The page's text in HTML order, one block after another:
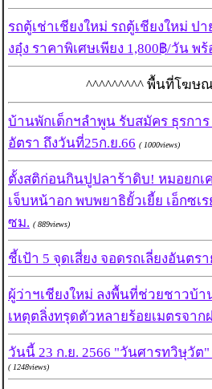
รถตู้เช่าเชียงใหม่ รถตู้เชียงใหม่ ป
งอุ๋ง ราคาพิเศษเพียง 1,800฿/วัน พ
^^^^^^^^^ พื้นที่โฆษ
บ้านพักเด็กฯลำพูน รับสมัคร ธุรกา
อัตรา ถึงวันที่25ก.ย.66 ( 1000views)
ตั้งสติก่อนกินปูปลาร้าดิบ! หมอยกเ
เจ็บหน้าอก พบพยาธิยั้วเยี้ย เอ็กซเ
ซม. ( 889views)
ชี้เป้า 5 จุดเสี่ยง จอดรถเลี่ยงอันตร
ผู้ว่าฯเชียงใหม่ ลงพื้นที่ช่วยชาวบ้า
เหตุตลิ่งทรุดตัวหลายร้อยเมตรจา
วันนี้ 23 ก.ย. 2566 "วันศารทวิษุวัต
( 1248views)